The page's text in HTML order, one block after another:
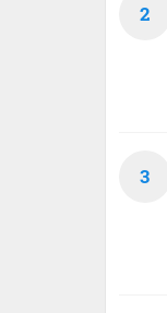
2
3